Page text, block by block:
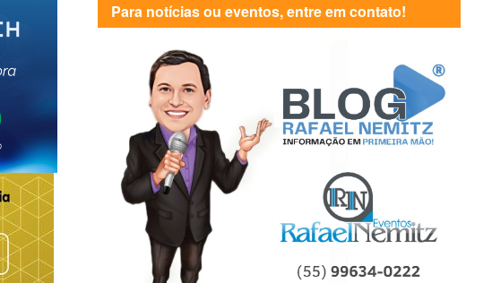
Para notícias ou eventos, entre em contato!